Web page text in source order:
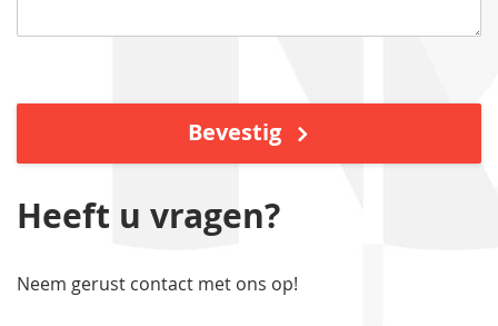
Bevestig
Heeft u vragen?
Neem gerust contact met ons op!